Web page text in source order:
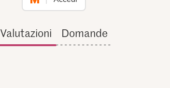
Valutazioni Domande